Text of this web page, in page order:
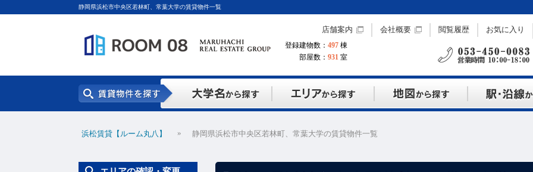
静岡県浜松市中央区若林町、常葉大学の賃貸物件一覧
登録建物数： 497 棟
部屋数： 931 室
店舗案内 会社概要 閲覧履歴 お気に入り
浜松賃貸【ルーム丸八】 » 静岡県浜松市中央区若林町、常葉大学の賃貸物件一覧